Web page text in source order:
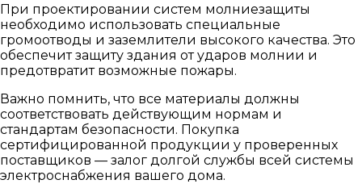
При проектировании систем молниезащиты
необходимо использовать специальные
громоотводы и заземлители высокого качества. Это
обеспечит защиту здания от ударов молнии и
предотвратит возможные пожары.
Важно помнить, что все материалы должны
соответствовать действующим нормам и
стандартам безопасности. Покупка
сертифицированной продукции у проверенных
поставщиков — залог долгой службы всей системы
электроснабжения вашего дома.